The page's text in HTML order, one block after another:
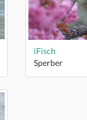
iFisch
Sperber